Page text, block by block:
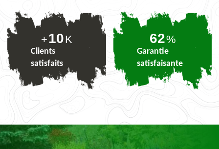
+10K
Clients
satisfaits
77%
Garantie
satisfaisante